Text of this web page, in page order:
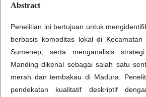
Abstract
Penelitian ini bertujuan untuk
berbasis komoditas lokal di Kecamatan
Sumenep, serta menganalisis strategi
Manding dikenal sebagai salah satu
merah dan tembakau di Madura.
pendekatan kualitatif deskriptif